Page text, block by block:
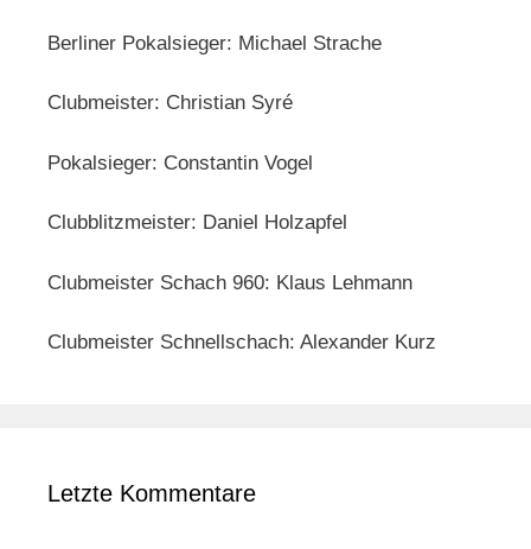
Berliner Pokalsieger: Michael Strache
Clubmeister: Christian Syré
Pokalsieger: Constantin Vogel
Clubblitzmeister: Daniel Holzapfel
Clubmeister Schach 960: Klaus Lehmann
Clubmeister Schnellschach: Alexander Kurz
Letzte Kommentare